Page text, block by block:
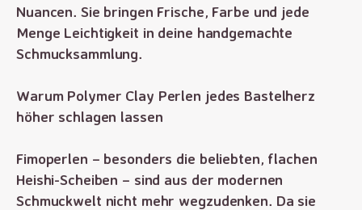
Nuancen. Sie bringen Frische, Farbe und jede
Menge Leichtigkeit in deine handgemachte
Schmucksammlung.
Warum Polymer Clay Perlen jedes Bastelherz
höher schlagen lassen
Fimoperlen – besonders die beliebten, flachen
Heishi-Scheiben – sind aus der modernen
Schmuckwelt nicht mehr wegzudenken. Da sie